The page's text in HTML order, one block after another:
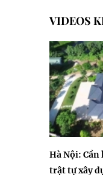
VIDEOS
Hà Nội:
trật tự xây